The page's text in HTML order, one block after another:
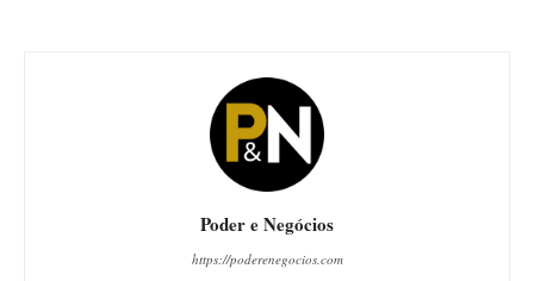
Poder e Negócios
https://poderenegocios.com